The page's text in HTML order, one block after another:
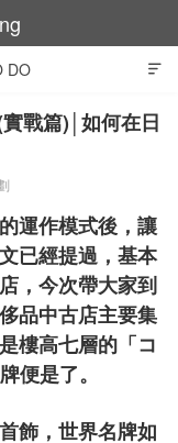

DO
TECH
戰篇)│如何在日
運作模式後，讓
已經提過，基本
，今次帶大家到
品中古店主要集
樓高七層的「コ
便是了。
飾，世界名牌如